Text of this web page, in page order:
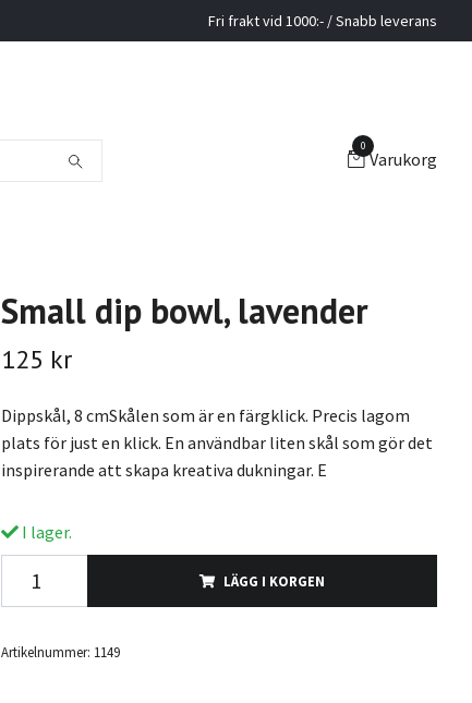
Fri frakt vid 1000:- / Snabb leverans
0
Varukorg
Small dip bowl, lavender
125 kr
Dippskål, 8 cmSkålen som är en färgklick. Precis lagom
plats för just en klick. En användbar liten skål som gör det
inspirerande att skapa kreativa dukningar. E
I lager.
LÄGG I KORGEN
Artikelnummer: 1149